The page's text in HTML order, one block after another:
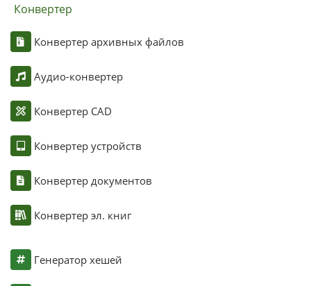
Конвертер
Конвертер архивных файлов
Аудио-конвертер
Конвертер CAD
Конвертер устройств
Конвертер документов
Конвертер эл. книг
Генератор хешей